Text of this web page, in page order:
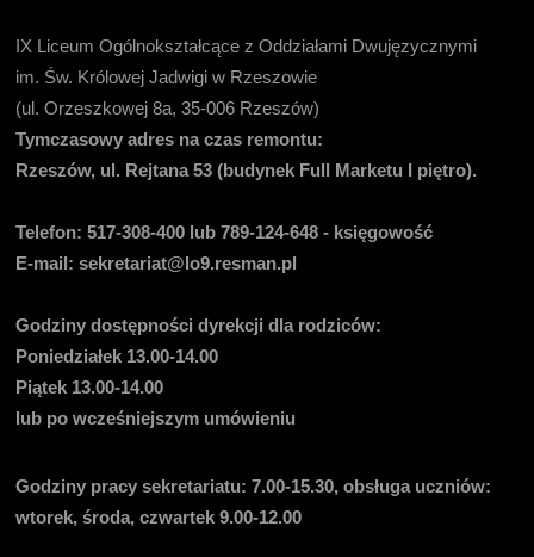
IX Liceum Ogólnokształcące z Oddziałami Dwujęzycznymi
im. Św. Królowej Jadwigi w Rzeszowie
(ul. Orzeszkowej 8a, 35-006 Rzeszów)
Tymczasowy adres na czas remontu:
Rzeszów, ul. Rejtana 53 (budynek Full Marketu I piętro).
Telefon:517-308-400 lub 789-124-648 - księgowość
E-mail: sekretariat@lo9.resman.pl
Godziny dostępności dyrekcji dla rodziców:
Poniedziałek 13.00-14.00
Piątek 13.00-14.00
lub po wcześniejszym umówieniu
Godziny pracy sekretariatu: 7.00-15.30, obsługa uczniów:
wtorek, środa, czwartek 9.00-12.00